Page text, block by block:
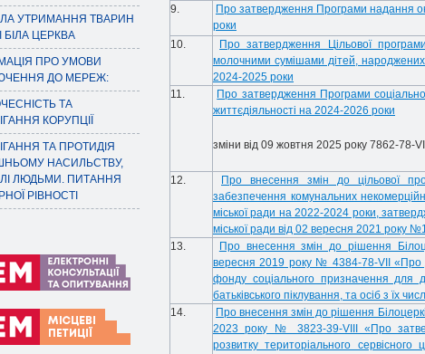
УТРИМАННЯ ТВАРИН
БІЛА ЦЕРКВА
ПРО УМОВИ
ДО МЕРЕЖ:
ТА
КОРУПЦІЇ
ТА ПРОТИДІЯ
НАСИЛЬСТВУ,
ЛЮДЬМИ. ПИТАННЯ
РІВНОСТІ
9.
Про затвердження Програми надання
роки
10.
Про затвердження Цільової
молочними сумішами дітей, народжених
2024-2025 роки
11.
Про затвердження Програми
життєдіяльності на 2024-2026 роки
зміни від 09 жовтня 2025 року 7862-78-VIII
12.
Про внесення змін до цільової
забезпечення комунальних
міської ради на 2022-2024 роки,
міської ради від 02 вересня 2021 року
13.
Про внесення змін до рішення
вересня 2019 року № 4384-78-VII «Про
фонду соціального призначення для
батьківського піклування, та осіб з їх
14.
Про внесення змін до рішення
2023 року № 3823-39-VIII «Про
розвитку територіального